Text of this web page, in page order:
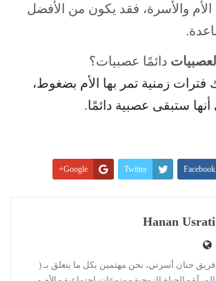
والأسرة، فقد يكون من الأفضل
دائمًا عصبيات؟
فترات زمنية تمر بها الأم بضغوط،
ستبقى عصبية دائمًا.
Facebook
Twitter
Google+
Linkedin
Hanan Usrati
فريق حنان أسرتي، نحن مهتمين بكل ما يتعلق بـ (